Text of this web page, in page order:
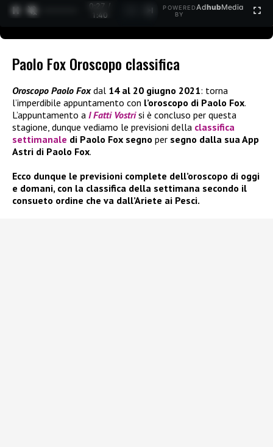
0:27 /
1:40
POWERED
BY
AdhubMedia
Paolo Fox Oroscopo classifica
Oroscopo Paolo Foxdal 14 al 20 giugno 2021: torna
l’imperdibile appuntamento con l’oroscopo di Paolo Fox.
L’appuntamento a I Fatti Vostrisi è concluso per questa
stagione, dunque vediamo le previsioni della classifica
settimanale di Paolo Fox segno per segno dalla sua App
Astri di Paolo Fox.
Ecco dunque le previsioni complete dell’oroscopo di oggi
e domani, con la classifica della settimana secondo il
consueto ordine che va dall’Ariete ai Pesci.